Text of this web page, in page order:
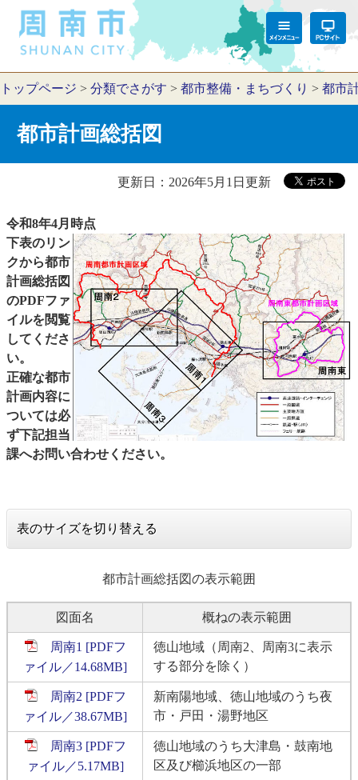
トップページ > 分類でさがす > 都市整備・まちづくり > 都市
都市計画総括図
更新日：2026年5月1日更新
令和8年4月時点
下表のリン
クから都市
計画総括図
のPDFファ
イルを閲覧
してくださ
い。
正確な都市
計画内容に
ついては必
ず下記担当
課へお問い合わせください。
表のサイズを切り替える
都市計画総括図の表示範囲
図面名 概ねの表示範囲
周南1 [PDFフ
ァイル／14.68MB]
徳山地域（周南2、周南3に表示
する部分を除く）
周南2 [PDFフ
ァイル／38.67MB]
新南陽地域、徳山地域のうち夜
市・戸田・湯野地区
周南3 [PDFフ
ァイル／5.17MB]
徳山地域のうち大津島・鼓南地
区及び櫛浜地区の一部